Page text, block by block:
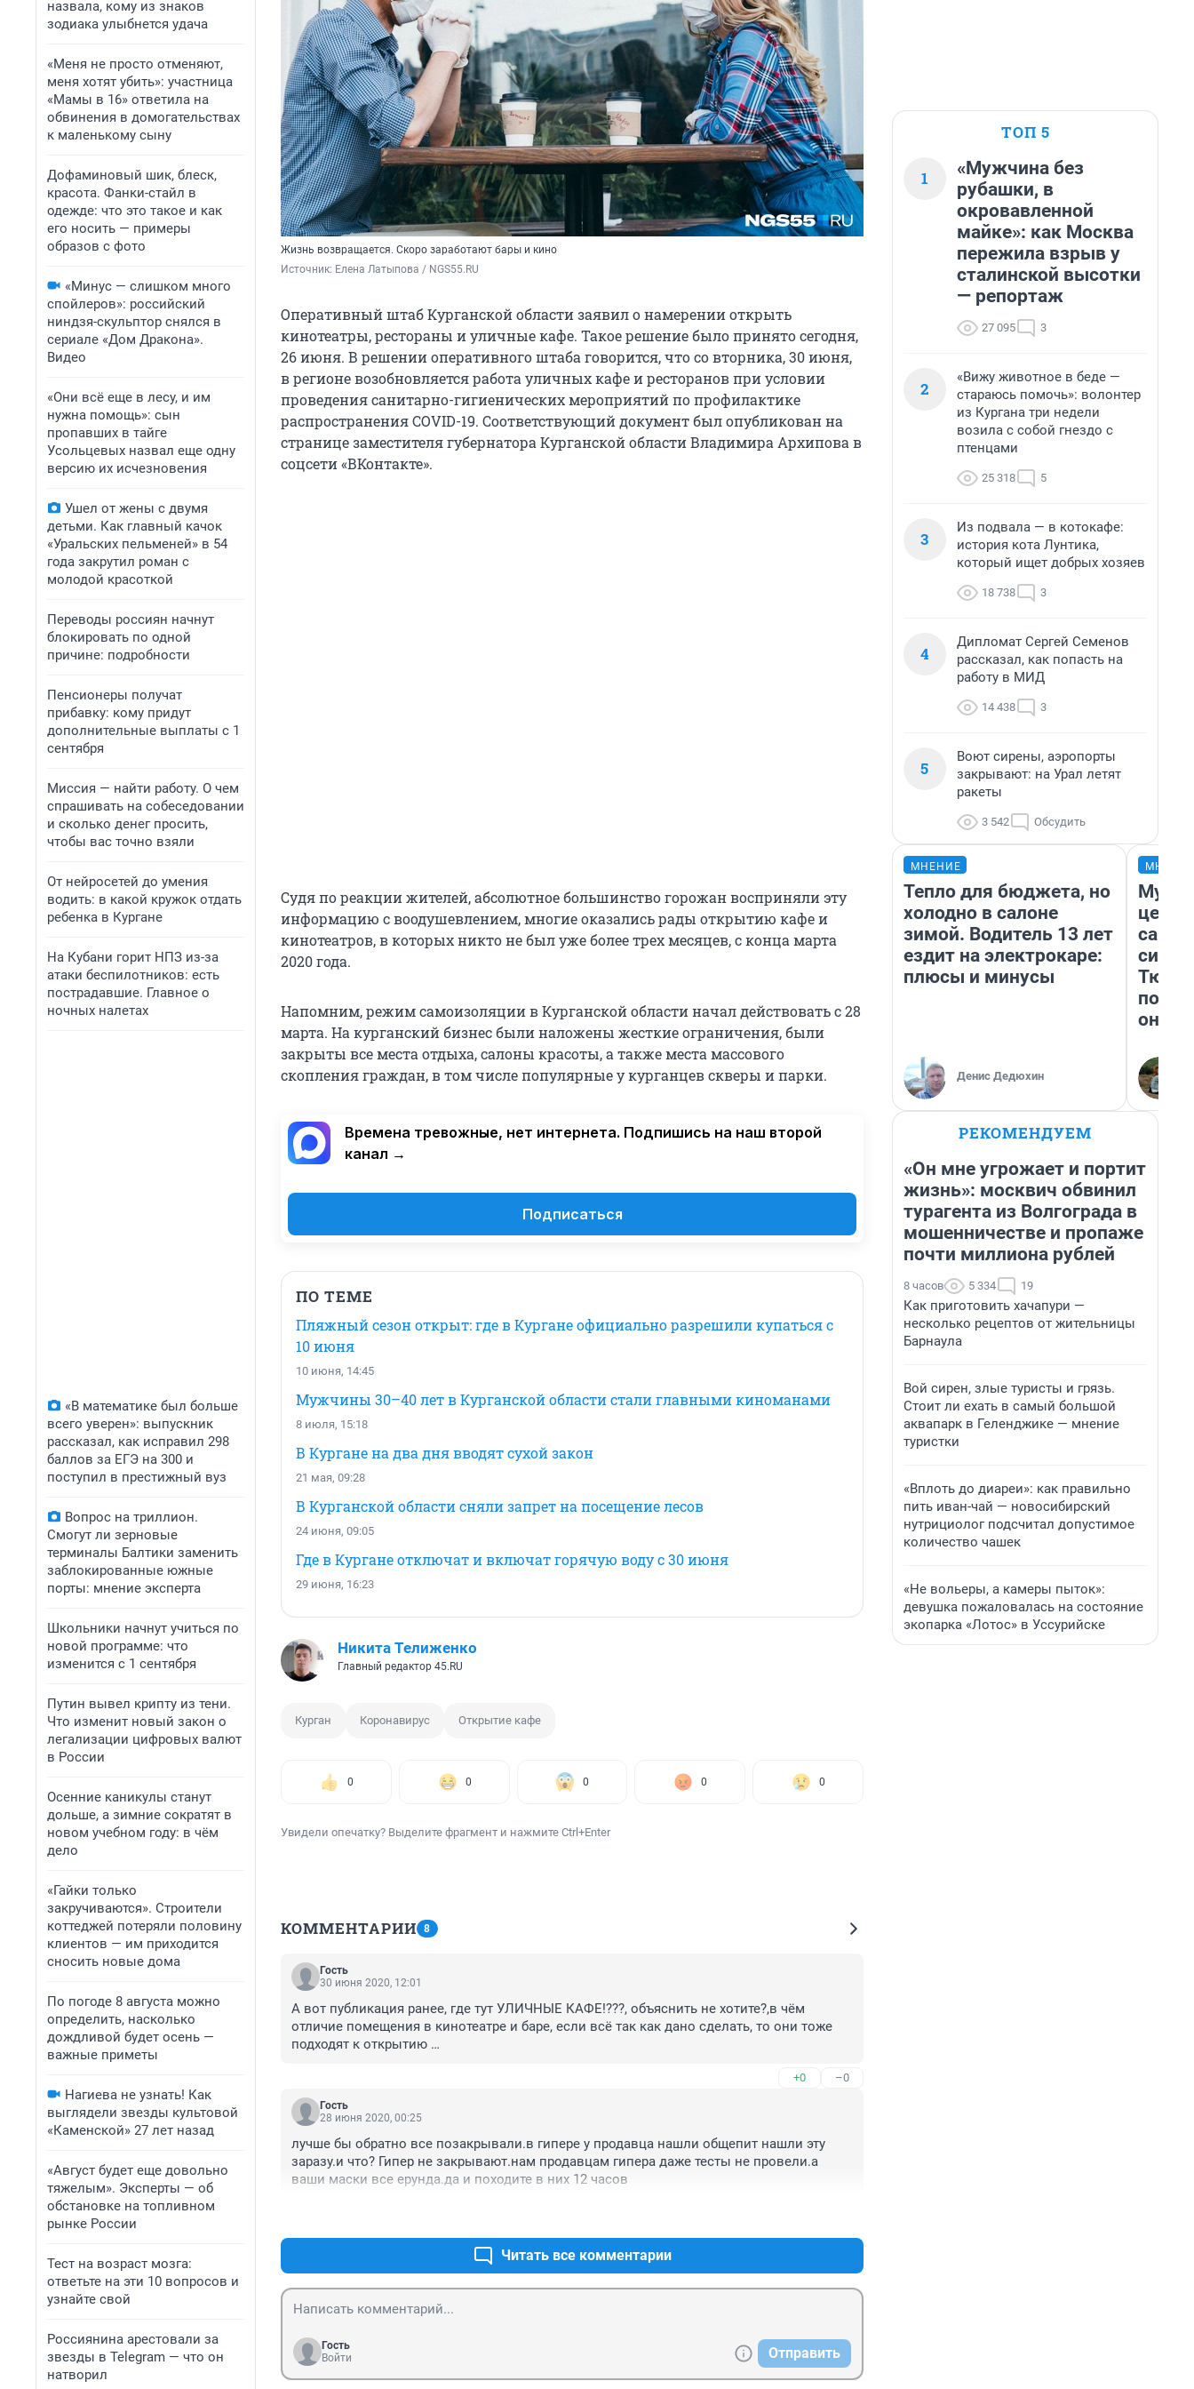
назвала, кому из знаков
зодиака улыбнется удача
«Меня не просто отменяют,
меня хотят убить»: участница
«Мамы в 16» ответила на
обвинения в домогательствах
к маленькому сыну
Дофаминовый шик, блеск,
красота. Фанки-стайл в
одежде: что это такое и как
его носить — примеры
образов с фото
«Минус — слишком много
спойлеров»: российский
ниндзя-скульптор снялся в
сериале «Дом Дракона».
Видео
«Они всё еще в лесу, и им
нужна помощь»: сын
пропавших в тайге
Усольцевых назвал еще одну
версию их исчезновения
Ушел от жены с двумя
детьми. Как главный качок
«Уральских пельменей» в 54
года закрутил роман с
молодой красоткой
Переводы россиян начнут
блокировать по одной
причине: подробности
Пенсионеры получат
прибавку: кому придут
дополнительные выплаты с 1
сентября
Миссия — найти работу. О чем
спрашивать на собеседовании
и сколько денег просить,
чтобы вас точно взяли
От нейросетей до умения
водить: в какой кружок отдать
ребенка в Кургане
На Кубани горит НПЗ из-за
атаки беспилотников: есть
пострадавшие. Главное о
ночных налетах
«В математике был больше
всего уверен»: выпускник
рассказал, как исправил 298
баллов за ЕГЭ на 300 и
поступил в престижный вуз
Вопрос на триллион.
Смогут ли зерновые
терминалы Балтики заменить
заблокированные южные
порты: мнение эксперта
Школьники начнут учиться по
новой программе: что
изменится с 1 сентября
Путин вывел крипту из тени.
Что изменит новый закон о
легализации цифровых валют
в России
Осенние каникулы станут
дольше, а зимние сократят в
новом учебном году: в чём
дело
«Гайки только
закручиваются». Строители
коттеджей потеряли половину
клиентов — им приходится
сносить новые дома
По погоде 8 августа можно
определить, насколько
дождливой будет осень —
важные приметы
Нагиева не узнать! Как
выглядели звезды культовой
«Каменской» 27 лет назад
«Август будет еще довольно
тяжелым». Эксперты — об
обстановке на топливном
рынке России
Тест на возраст мозга:
ответьте на эти 10 вопросов и
узнайте свой
Россиянина арестовали за
звезды в Telegram — что он
натворил
Жизнь возвращается. Скоро заработают бары и кино
Источник: Елена Латыпова / NGS55.RU
Оперативный штаб Курганской области заявил о намерении открыть
кинотеатры, рестораны и уличные кафе. Такое решение было принято сегодня,
26 июня. В решении оперативного штаба говорится, что со вторника, 30 июня,
в регионе возобновляется работа уличных кафе и ресторанов при условии
проведения санитарно-гигиенических мероприятий по профилактике
распространения COVID-19. Соответствующий документ был опубликован на
странице заместителя губернатора Курганской области Владимира Архипова в
соцсети «ВКонтакте».
Судя по реакции жителей, абсолютное большинство горожан восприняли эту
информацию с воодушевлением, многие оказались рады открытию кафе и
кинотеатров, в которых никто не был уже более трех месяцев, с конца марта
2020 года.
Напомним, режим самоизоляции в Курганской области начал действовать с 28
марта. На курганский бизнес были наложены жесткие ограничения, были
закрыты все места отдыха, салоны красоты, а также места массового
скопления граждан, в том числе популярные у курганцев скверы и парки.
Времена тревожные, нет интернета. Подпишись на наш второй
канал →
Подписаться
ПО ТЕМЕ
Пляжный сезон открыт: где в Кургане официально разрешили купаться с
10 июня
10 июня, 14:45
Мужчины 30–40 лет в Курганской области стали главными киноманами
8 июля, 15:18
В Кургане на два дня вводят сухой закон
21 мая, 09:28
В Курганской области сняли запрет на посещение лесов
24 июня, 09:05
Где в Кургане отключат и включат горячую воду с 30 июня
29 июня, 16:23
Никита Телиженко
Главный редактор 45.RU
Курган Коронавирус Открытие кафе
0 0 0 0 0
Увидели опечатку? Выделите фрагмент и нажмите Ctrl+Enter
КОММЕНТАРИИ 8
Гость
30 июня 2020, 12:01
А вот публикация ранее, где тут УЛИЧНЫЕ КАФЕ!???, объяснить не хотите?,в чём
отличие помещения в кинотеатре и баре, если всё так как дано сделать, то они тоже
подходят к открытию
Роспотребнадзор подготовил план поэтапного возобновления работы заведений
общепита после улучшения ситуации с коронавирусом в стране. Соответствующий
документ опубликован на сайте ведомства. Из него следует, что первыми после
быть не более пяти столов по 1–2 посадочных места, а расстояние между столами
должно быть не менее одного метра.
+0 –0
Гость
28 июня 2020, 00:25
лучше бы обратно все позакрывали.в гипере у продавца нашли общепит нашли эту
заразу.и что? Гипер не закрывают.нам продавцам гипера даже тесты не провели.а
ваши маски все ерунда.да и походите в них 12 часов
Читать все комментарии
Гость
Войти
Отправить
ТОП 5
1
«Мужчина без
рубашки, в
окровавленной
майке»: как Москва
пережила взрыв у
сталинской высотки
— репортаж
27 095 3
2
«Вижу животное в беде —
стараюсь помочь»: волонтер
из Кургана три недели
возила с собой гнездо с
птенцами
25 318 5
3
Из подвала — в котокафе:
история кота Лунтика,
который ищет добрых хозяев
18 738 3
4
Дипломат Сергей Семенов
рассказал, как попасть на
работу в МИД
14 438 3
5
Воют сирены, аэропорты
закрывают: на Урал летят
ракеты
3 542 Обсудить
МНЕНИЕ
Тепло для бюджета, но
холодно в салоне
зимой. Водитель 13 лет
ездит на электрокаре:
плюсы и минусы
Денис Дедюхин
они
РЕКОМЕНДУЕМ
«Он мне угрожает и портит
жизнь»: москвич обвинил
турагента из Волгограда в
мошенничестве и пропаже
почти миллиона рублей
8 часов 5 334 19
Как приготовить хачапури —
несколько рецептов от жительницы
Барнаула
Вой сирен, злые туристы и грязь.
Стоит ли ехать в самый большой
аквапарк в Геленджике — мнение
туристки
«Вплоть до диареи»: как правильно
пить иван-чай — новосибирский
нутрициолог подсчитал допустимое
количество чашек
«Не вольеры, а камеры пыток»:
девушка пожаловалась на состояние
экопарка «Лотос» в Уссурийске